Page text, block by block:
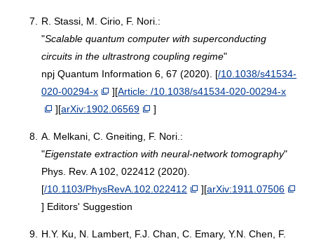
7.
R. Stassi, M. Cirio, F. Nori.:
"Scalable quantum computer with superconducting
circuits in the ultrastrong coupling regime"
npj Quantum Information 6, 67 (2020). [/10.1038/s41534-
020-00294-x
][Article: /10.1038/s41534-020-00294-x
][arXiv:1902.06569 ]
8. A. Melkani, C. Gneiting, F. Nori.:
"Eigenstate extraction with neural-network tomography"
Phys. Rev. A 102, 022412 (2020).
[/10.1103/PhysRevA.102.022412 ][arXiv:1911.07506
] Editors' Suggestion
9. H.Y. Ku, N. Lambert, F.J. Chan, C. Emary, Y.N. Chen, F.